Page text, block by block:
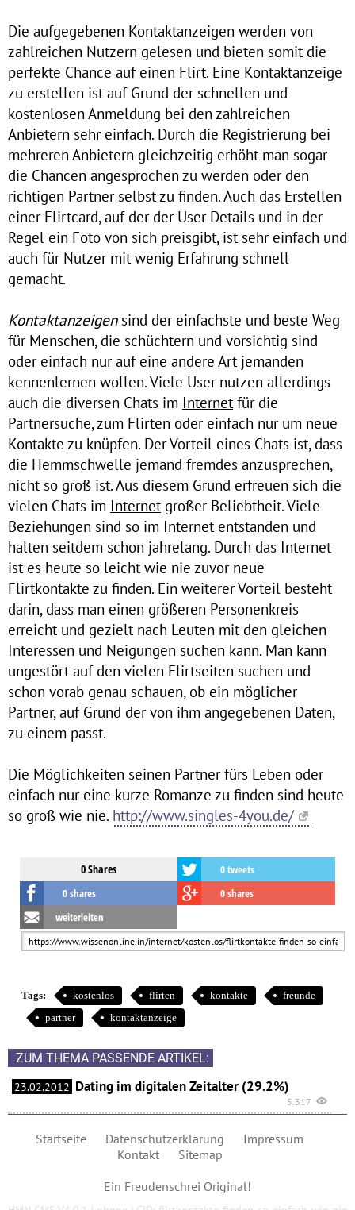
Die aufgegebenen Kontaktanzeigen werden von
zahlreichen Nutzern gelesen und bieten somit die
perfekte Chance auf einen Flirt. Eine Kontaktanzeige
zu erstellen ist auf Grund der schnellen und
kostenlosen Anmeldung bei den zahlreichen
Anbietern sehr einfach. Durch die Registrierung bei
mehreren Anbietern gleichzeitig erhöht man sogar
die Chancen angesprochen zu werden oder den
richtigen Partner selbst zu finden. Auch das Erstellen
einer Flirtcard, auf der der User Details und in der
Regel ein Foto von sich preisgibt, ist sehr einfach und
auch für Nutzer mit wenig Erfahrung schnell
gemacht.
Kontaktanzeigensind der einfachste und beste Weg
für Menschen, die schüchtern und vorsichtig sind
oder einfach nur auf eine andere Art jemanden
kennenlernen wollen. Viele User nutzen allerdings
auch die diversen Chats im Internet für die
Partnersuche, zum Flirten oder einfach nur um neue
Kontakte zu knüpfen. Der Vorteil eines Chats ist, dass
die Hemmschwelle jemand fremdes anzusprechen,
nicht so groß ist. Aus diesem Grund erfreuen sich die
vielen Chats im Internet großer Beliebtheit. Viele
Beziehungen sind so im Internet entstanden und
halten seitdem schon jahrelang. Durch das Internet
ist es heute so leicht wie nie zuvor neue
Flirtkontakte zu finden. Ein weiterer Vorteil besteht
darin, dass man einen größeren Personenkreis
erreicht und gezielt nach Leuten mit den gleichen
Interessen und Neigungen suchen kann. Man kann
ungestört auf den vielen Flirtseiten suchen und
schon vorab genau schauen, ob ein möglicher
Partner, auf Grund der von ihm angegebenen Daten,
zu einem passt.
Die Möglichkeiten seinen Partner fürs Leben oder
einfach nur eine kurze Romanze zu finden sind heute
so groß wie nie. http://www.singles-4you.de/
0 Shares
0 tweets
0 shares
0 shares
weiterleiten
Tags: kostenlos flirten kontakte
freunde
partner
kontaktanzeige
ZUM THEMA PASSENDE ARTIKEL:
23.02.2012 Dating im digitalen Zeitalter (29.2%)
5.317
Startseite Datenschutzerklärung
Impressum
Kontakt
Sitemap
Ein Freudenschrei Original!